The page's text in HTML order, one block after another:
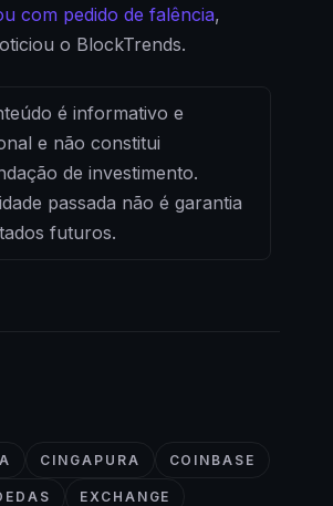
com pedido de falência,
o BlockTrends.
é informativo e
e não constitui
de investimento.
passada não é garantia
futuros.
CINGAPURA COINBASE
EXCHANGE